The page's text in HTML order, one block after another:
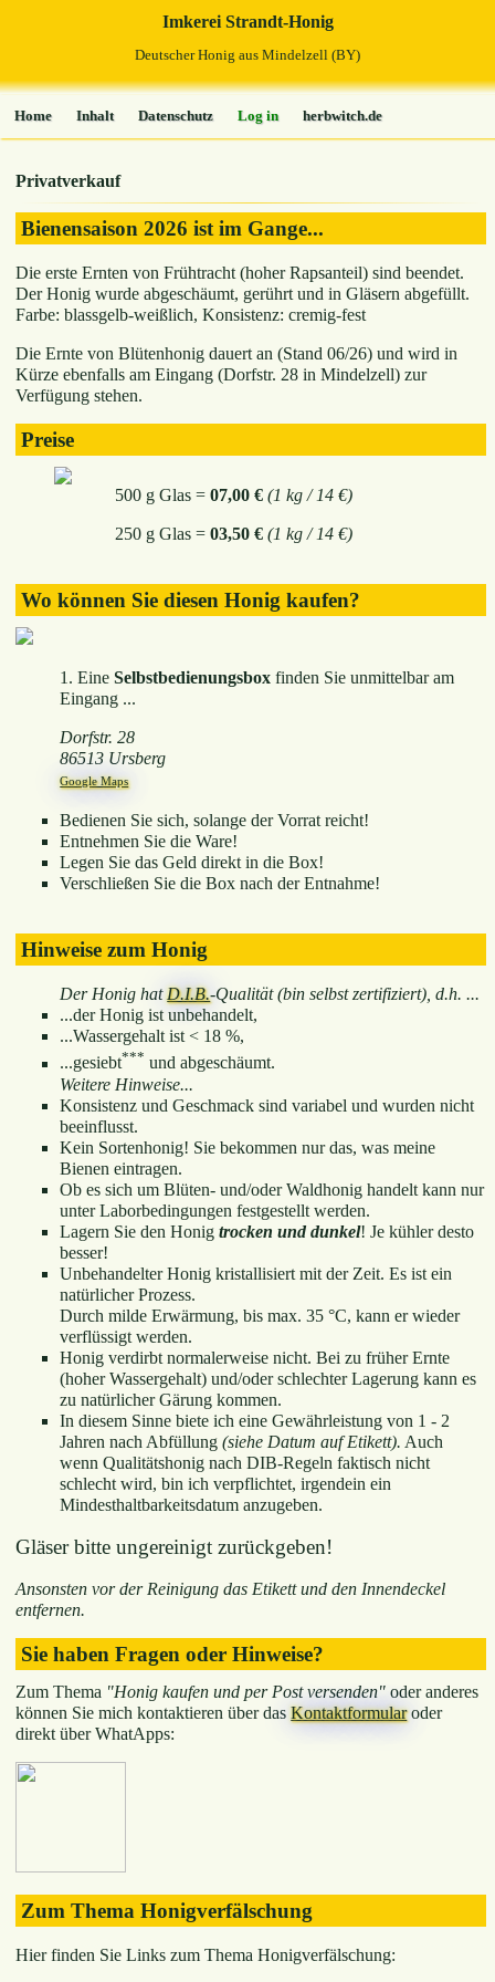
Imkerei Strandt-Honig
Deutscher Honig aus Mindelzell (BY)
Home Inhalt Datenschutz Log in herbwitch.de
Privatverkauf
Bienensaison 2026 ist im Gange...
Die erste Ernten von Frühtracht (hoher Rapsanteil) sind beendet.
Der Honig wurde abgeschäumt, gerührt und in Gläsern abgefüllt.
Farbe: blassgelb-weißlich, Konsistenz: cremig-fest
Die Ernte von Blütenhonig dauert an (Stand 06/26) und wird in
Kürze ebenfalls am Eingang (Dorfstr. 28 in Mindelzell) zur
Verfügung stehen.
Preise
500 g Glas =07,00 € (1 kg / 14 €)
250 g Glas =03,50 € (1 kg / 14 €)
Wo können Sie diesen Honig kaufen?
1. EineSelbstbedienungsbox finden Sie unmittelbar am
Eingang ...
Dorfstr. 28
86513 Ursberg
Google Maps
Bedienen Sie sich, solange der Vorrat reicht!
Entnehmen Sie die Ware!
Legen Sie das Geld direkt in die Box!
Verschließen Sie die Box nach der Entnahme!
Hinweise zum Honig
Der Honig hatD.I.B.-Qualität (bin selbst zertifiziert), d.h. ...
...der Honig ist unbehandelt,
...Wassergehalt ist < 18 %,
...gesiebt*** und abgeschäumt.
Weitere Hinweise...
Konsistenz und Geschmack sind variabel und wurden nicht
beeinflusst.
Kein Sortenhonig! Sie bekommen nur das, was meine
Bienen eintragen.
Ob es sich um Blüten- und/oder Waldhonig handelt kann nur
unter Laborbedingungen festgestellt werden.
Lagern Sie den Honigtrocken und dunkel! Je kühler desto
besser!
Unbehandelter Honig kristallisiert mit der Zeit. Es ist ein
natürlicher Prozess.
Durch milde Erwärmung, bis max. 35 °C, kann er wieder
verflüssigt werden.
Honig verdirbt normalerweise nicht. Bei zu früher Ernte
(hoher Wassergehalt) und/oder schlechter Lagerung kann es
zu natürlicher Gärung kommen.
In diesem Sinne biete ich eine Gewährleistung von 1 - 2
Jahren nach Abfüllung(siehe Datum auf Etikett). Auch
wenn Qualitätshonig nach DIB-Regeln faktisch nicht
schlecht wird, bin ich verpflichtet, irgendein ein
Mindesthaltbarkeitsdatum anzugeben.
Gläser bitte ungereinigt zurückgeben!
Ansonsten vor der Reinigung das Etikett und den Innendeckel
entfernen.
Sie haben Fragen oder Hinweise?
Zum Thema "Honig kaufen und per Post versenden" oder anderes
können Sie mich kontaktieren über dasKontaktformularoder
direkt über WhatApps:
Zum Thema Honigverfälschung
Hier finden Sie Links zum Thema Honigverfälschung: